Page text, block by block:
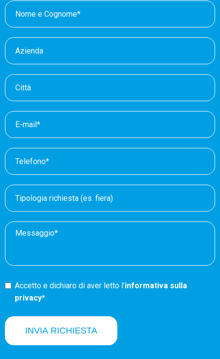
Accetto e dichiaro di aver letto l’informativa sulla
privacy*
INVIA RICHIESTA